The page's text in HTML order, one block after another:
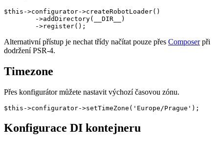
$this->configurator->createRobotLoader()
Alternativní přístup je nechat třídy načítat pouze přes Composerpři
dodržení PSR-4.
Timezone
Přes konfigurátor můžete nastavit výchozí časovou zónu.
Konfigurace DI kontejneru